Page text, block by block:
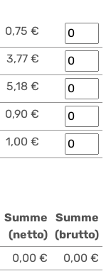
0,75 €
3,77 €
5,18 €
0,90 €
1,00 €
Summe
(netto)
Summe
(brutto)
0,00 € 0,00 €